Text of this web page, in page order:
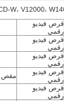
قرص فيديو
رقمي
قرص فيديو
رقمي
قرص فيديو
رقمي
قرص فيديو
رقمي
مقص
قرص فيديو
رقمي